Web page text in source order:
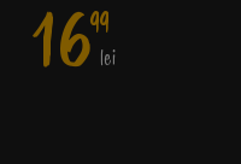
1699
lei